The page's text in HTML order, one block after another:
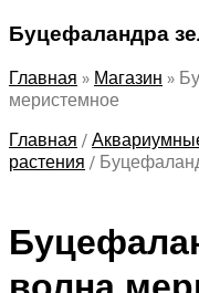
Буцефаландра
Главная » Магазин »
меристемное
Главная /
растения /